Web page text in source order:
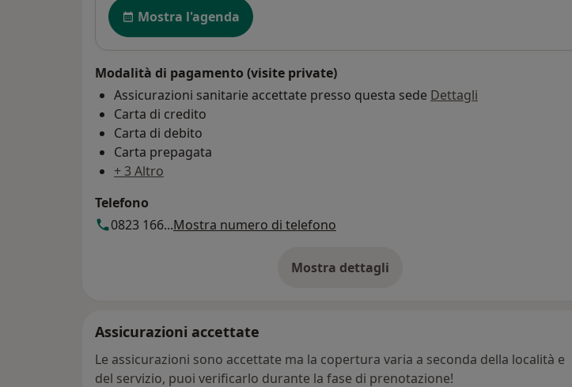
Mostra l'agenda
Modalità di pagamento (visite private)
Assicurazioni sanitarie accettate presso questa sede Dettagli
Carta di credito
Carta di debito
Carta prepagata
+ 3 Altro
Telefono
0823 166...Mostra numero di telefono
Mostra dettagli
sull'indirizzo
Assicurazioni accettate
Le assicurazioni sono accettate ma la copertura varia a seconda della località e
del servizio, puoi verificarlo durante la fase di prenotazione!